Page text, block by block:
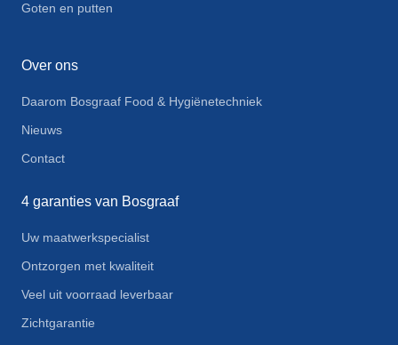
Goten en putten
Over ons
Daarom Bosgraaf Food & Hygiënetechniek
Nieuws
Contact
4 garanties van Bosgraaf
Uw maatwerkspecialist
Ontzorgen met kwaliteit
Veel uit voorraad leverbaar
Zichtgarantie